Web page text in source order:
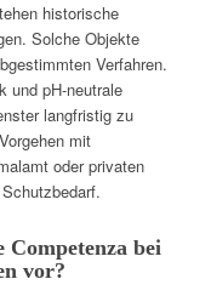
historische
Solche Objekte
Verfahren.
und pH-neutrale
langfristig zu
mit
oder privaten
bei
vor?